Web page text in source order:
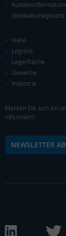
KAUFKRAFT -
0 €
(LANDKREIS /
(LANDKREIS /
Geldwäschegesetz
Halle
Logistik
Lagerfläche
Gewerbe
Industrie
Melden Sie sich an
informiert!
NEWSLETTER